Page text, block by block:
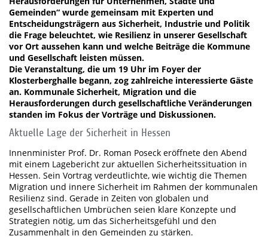
Gemeinden“ wurde gemeinsam mit Experten und
Entscheidungsträgern aus Sicherheit, Industrie und Politik
die Frage beleuchtet, wie Resilienz in unserer Gesellschaft
vor Ort aussehen kann und welche Beiträge die Kommune
und Gesellschaft leisten müssen.
Die Veranstaltung, die um 19 Uhr im Foyer der
Klosterberghalle begann, zog zahlreiche interessierte Gäste
an. Kommunale Sicherheit, Migration und die
Herausforderungen durch gesellschaftliche Veränderungen
standen im Fokus der Vorträge und Diskussionen.
Aktuelle Lage der Sicherheit in Hessen
Innenminister Prof. Dr. Roman Poseck eröffnete den Abend
mit einem Lagebericht zur aktuellen Sicherheitssituation in
Hessen. Sein Vortrag verdeutlichte, wie wichtig die Themen
Migration und innere Sicherheit im Rahmen der kommunalen
Resilienz sind. Gerade in Zeiten von globalen und
gesellschaftlichen Umbrüchen seien klare Konzepte und
Strategien nötig, um das Sicherheitsgefühl und den
Zusammenhalt in den Gemeinden zu stärken.